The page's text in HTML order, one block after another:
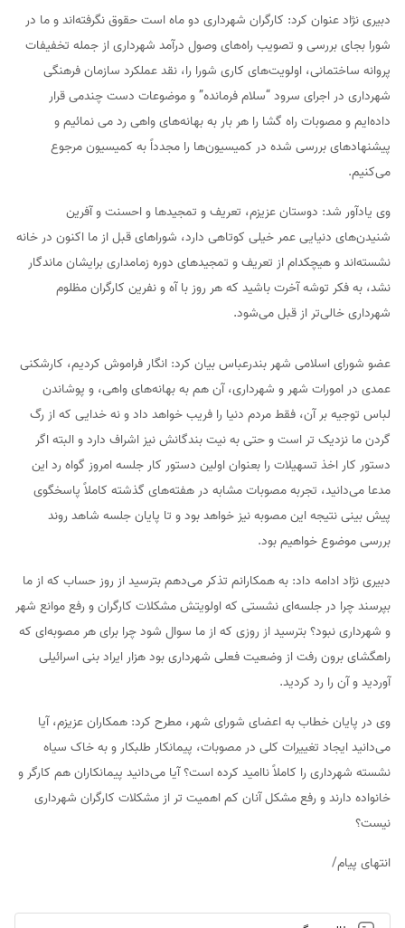
دبیری نژاد عنوان کرد: کارگران شهرداری دو ماه است حقوق نگرفته‌اند و ما در
شورا بجای بررسی و تصویب راه‌های وصول درآمد شهرداری از جمله تخفیفات
پروانه ساختمانی، اولویت‌های کاری شورا را، نقد عملکرد سازمان فرهنگی
شهرداری در اجرای سرود “سلام فرمانده” و موضوعات دست چندمی قرار
داده‌ایم و مصوبات راه گشا را هر بار به بهانه‌های واهی رد می نمائیم و
پیشنهادهای بررسی شده در کمیسیون‌ها را مجدداً به کمیسیون مرجوع
می‌کنیم.
وی یادآور شد: دوستان عزیزم، تعریف و تمجیدها و احسنت و آفرین
شنیدن‌های دنیایی عمر خیلی کوتاهی دارد، شوراهای قبل از ما اکنون در خانه
نشسته‌اند و هیچکدام از تعریف و تمجیدهای دوره زمامداری برایشان ماندگار
نشد، به فکر توشه آخرت باشید که هر روز با آه و نفرین کارگران مظلوم
شهرداری خالی‌تر از قبل می‌شود.
عضو شورای اسلامی شهر بندرعباس بیان کرد: انگار فراموش کردیم، کارشکنی
عمدی در امورات شهر و شهرداری، آن هم به بهانه‌های واهی، و پوشاندن
لباس توجیه بر آن، فقط مردم دنیا را فریب خواهد داد و نه خدایی که از رگ
گردن ما نزدیک تر است و حتی به نیت بندگانش نیز اشراف دارد و البته اگر
دستور کار اخذ تسهیلات را بعنوان اولین دستور کار جلسه امروز گواه رد این
مدعا می‌دانید، تجربه مصوبات مشابه در هفته‌های گذشته کاملاً پاسخگوی
پیش بینی نتیجه این مصوبه نیز خواهد بود و تا پایان جلسه شاهد روند
بررسی موضوع خواهیم بود.
دبیری نژاد ادامه داد: به همکارانم تذکر می‌دهم بترسید از روز حساب که از ما
بپرسند چرا در جلسه‌ای نشستی که اولویتش مشکلات کارگران و رفع موانع شهر
و شهرداری نبود؟ بترسید از روزی که از ما سوال شود چرا برای هر مصوبه‌ای که
راهگشای برون رفت از وضعیت فعلی شهرداری بود هزار ایراد بنی اسرائیلی
آوردید و آن را رد کردید.
وی در پایان خطاب به اعضای شورای شهر، مطرح کرد: همکاران عزیزم، آیا
می‌دانید ایجاد تغییرات کلی در مصوبات، پیمانکار طلبکار و به خاک سیاه
نشسته شهرداری را کاملاً ناامید کرده است؟ آیا می‌دانید پیمانکاران هم کارگر و
خانواده دارند و رفع مشکل آنان کم اهمیت تر از مشکلات کارگران شهرداری
نیست؟
انتهای پیام/